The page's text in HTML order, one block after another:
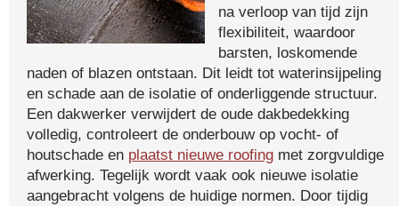
na verloop van tijd zijn
flexibiliteit, waardoor
barsten, loskomende
naden of blazen ontstaan. Dit leidt tot waterinsijpeling
en schade aan de isolatie of onderliggende structuur.
Een dakwerker verwijdert de oude dakbedekking
volledig, controleert de onderbouw op vocht- of
houtschade en plaatst nieuwe roofing met zorgvuldige
afwerking. Tegelijk wordt vaak ook nieuwe isolatie
aangebracht volgens de huidige normen. Door tijdig